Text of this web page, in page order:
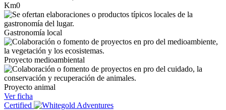
Km0
Gastronomía local
Proyecto medioambiental
Proyecto animal
Ver ficha
Certified